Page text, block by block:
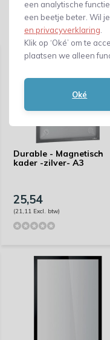
een analytische
een beetje beter. Wil
en privacyverklaring
Klik op ‘Oké’ om te
plaatsen we alleen
Oké
Gerelateerde
Durable - Magnetisch
kader -zilver- A3
25,54
(21,11 Excl. btw)